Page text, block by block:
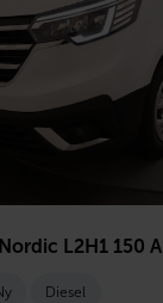
L2H1 150 A
Diesel